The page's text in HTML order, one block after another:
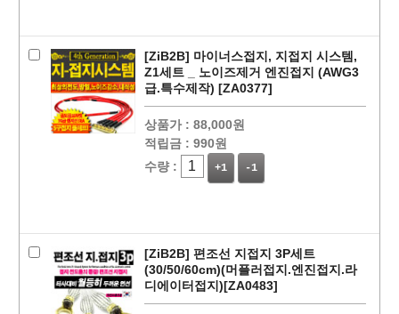
[ZiB2B] 마이너스접지, 지접지 시스템,
Z1세트 _ 노이즈제거 엔진접지 (AWG3
급.특수제작) [ZA0377]
상품가 : 88,000원
적립금 : 990원
수량 :
+1 -1
[ZiB2B] 편조선 지접지 3P세트
(30/50/60cm)(머플러접지.엔진접지.라
디에이터접지)[ZA0483]